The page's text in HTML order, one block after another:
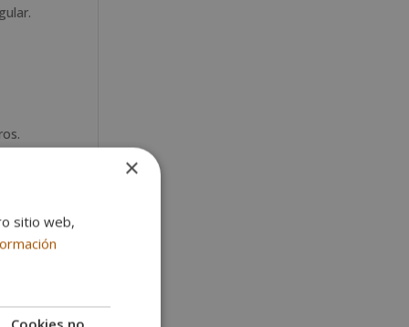
×
sitio web,